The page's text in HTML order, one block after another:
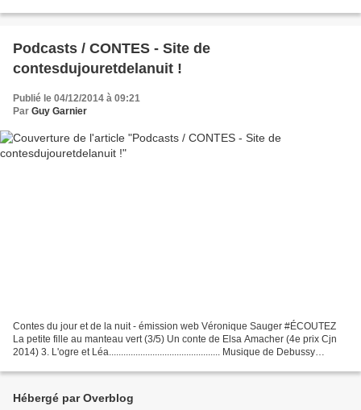
Podcasts / CONTES - Site de
contesdujouretdelanuit !
Publié le 04/12/2014 à 09:21
Par Guy Garnier
Contes du jour et de la nuit - émission web Véronique Sauger #ÉCOUTEZ
La petite fille au manteau vert (3/5) Un conte de Elsa Amacher (4e prix Cjn
2014) 3. L'ogre et Léa.............................................. Musique de Debussy
Hébergé par Overblog